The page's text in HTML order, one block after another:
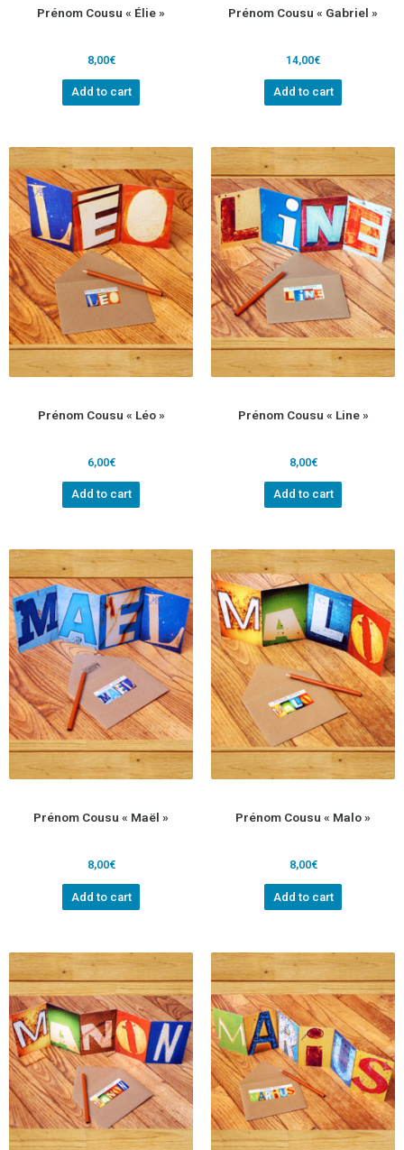
Prénom Cousu « Élie »
8,00€
Add to cart
Prénom Cousu « Gabriel »
14,00€
Add to cart
Prénom Cousu « Léo »
6,00€
Add to cart
Prénom Cousu « Line »
8,00€
Add to cart
Prénom Cousu « Maël »
8,00€
Add to cart
Prénom Cousu « Malo »
8,00€
Add to cart